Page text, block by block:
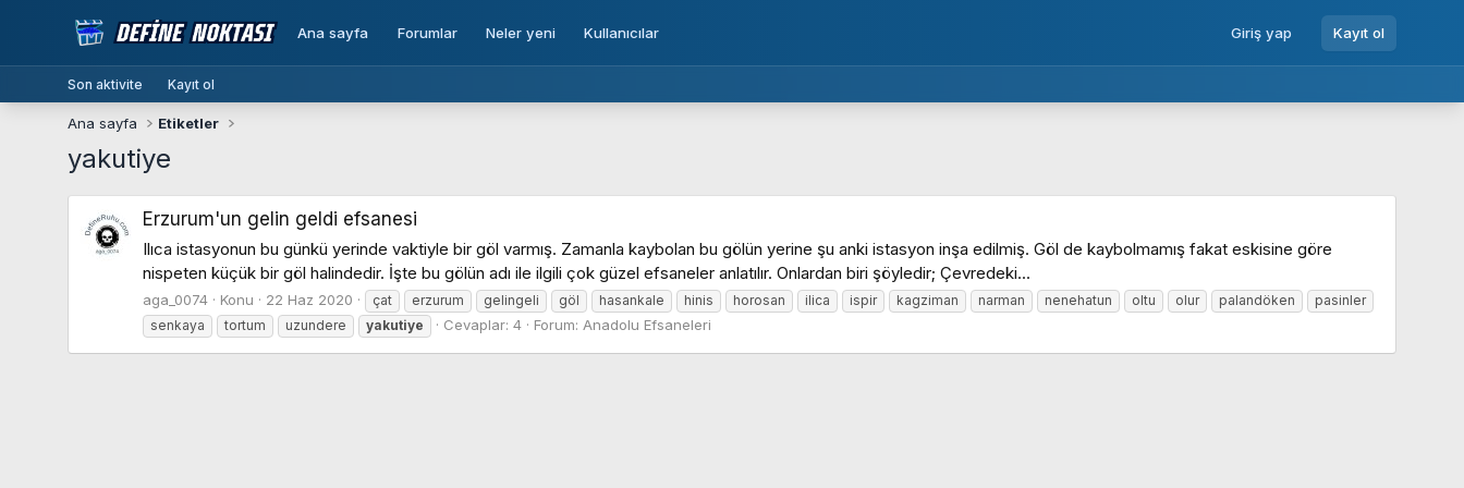
Ana sayfa Forumlar Neler yeni Kullanıcılar Giriş yap Kayıt ol
Son aktivite Kayıt ol
Ana sayfa Etiketler
yakutiye
Erzurum'un gelin geldi efsanesi
Ilıca istasyonun bu günkü yerinde vaktiyle bir göl varmış. Zamanla kaybolan bu gölün yerine şu anki istasyon inşa edilmiş. Göl de kaybolmamış fakat eskisine göre
nispeten küçük bir göl halindedir. İşte bu gölün adı ile ilgili çok güzel efsaneler anlatılır. Onlardan biri şöyledir; Çevredeki...
aga_0074 Konu 22 Haz 2020 çat erzurum gelingeli göl hasankale hinis horosan ilica ispir kagziman narman nenehatun oltu olur palandöken
pasinler
senkaya
tortum uzundere yakutiye Cevaplar: 4 Forum: Anadolu Efsaneleri